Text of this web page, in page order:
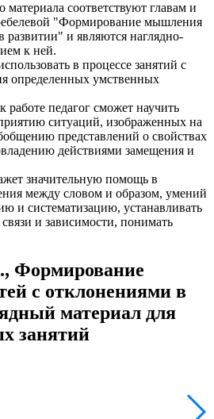
соответствуют главам и
"Формирование мышления
развитии" и являются наглядно-
к ней.
в процессе занятий с
определенных умственных
педагог сможет научить
ситуаций, изображенных на
представлений о свойствах
действиями замещения и
значительную помощь в
между словом и образом, умений
и систематизацию, устанавливать
и зависимости, понимать
Формирование
с отклонениями в
материал для
занятий